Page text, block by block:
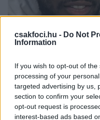
csakfoci.hu - Do Not
Information
If you wish to opt-out of
processing of your
targeted advertising by us,
section to confirm your
opt-out request is
interest-based ads based
Váratlanul a
jelentkezett be a
legjobbja - fotó
A jelek szerint a
Nguent meg is kellett